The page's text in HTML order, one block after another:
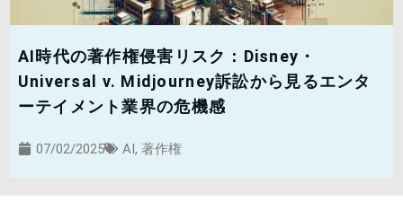
AI時代の著作権侵害リスク：Disney・
Universal v. Midjourney訴訟から見るエンタ
ーテイメント業界の危機感
07/02/2025 AI, 著作権